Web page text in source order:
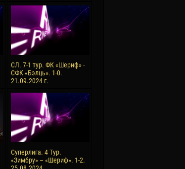
СЛ. 7-1 тур. ФК «Шериф» -
СФК «Бэлць». 1-0.
21.09.2024 г.
Суперлига. 4 Тур.
«Зимбру» – «Шериф». 1-2.